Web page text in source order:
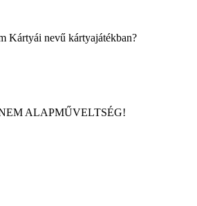
Kártyái nevű kártyajátékban?
NEM ALAPMŰVELTSÉG!